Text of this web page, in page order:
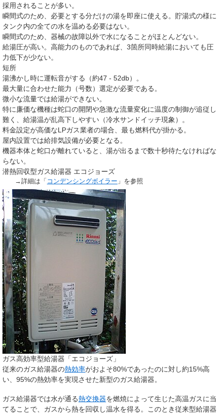
採用されることが多い。
瞬間式のため、必要とする分だけの湯を即座に使える。貯湯式の様に
タンク内の全ての水を温める必要はない。
瞬間式のため、器械の故障以外で水になることがほとんどない。
給湯圧が高い。高能力のものであれば、3箇所同時給湯においても圧
力低下が少ない。
短所
湯沸かし時に運転音がする（約47 - 52db）。
最大量に合わせた能力（号数）選定が必要である。
微小な流量では給湯ができない。
特に廉価な機種は蛇口の開閉や急激な流量変化に温度の制御が追従し
難く、給湯温が乱高下しやすい（冷水サンドイッチ現象）。
料金設定が高価なLPガス業者の場合、最も燃料代が掛かる。
屋内設置では給排気設備が必要となる。
機器本体と蛇口が離れていると、湯が出るまで数十秒待たなければな
らない。
潜熱回収型ガス給湯器 エコジョーズ
→詳細は「 コンデンシングボイラー 」を参照
ガス高効率型給湯器「エコジョーズ」
従来のガス給湯器の熱効率がおよそ80%であったのに対し約15%高
い、95%の熱効率を実現させた新型のガス給湯器。
ガス給湯器では水が通る熱交換器を燃焼によって生じた高温ガスに当
てることで、ガスから熱を回収し温水を得る。このとき従来型給湯器